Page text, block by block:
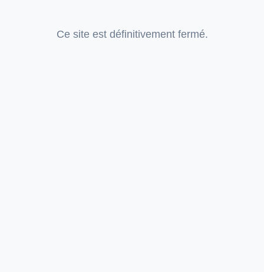
Ce site est définitivement fermé.